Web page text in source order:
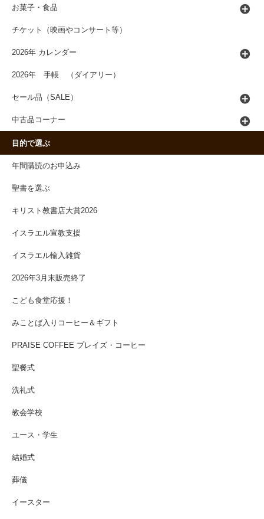
お菓子・食品
チケット（映画やコンサート等）
2026年 カレンダー
2026年 手帳 （ダイアリー）
セール品（SALE）
中古品コーナー
目的で選ぶ
年間購読のお申込み
聖書を選ぶ
キリスト教書店大賞2026
イスラエル宣教支援
イスラエル輸入雑貨
2026年3月末販売終了
こども食堂応援！
みことば入りコーヒー＆ギフト
PRAISE COFFEE プレイズ・コーヒー
聖餐式
洗礼式
教会学校
ユース・学生
結婚式
葬儀
イースター